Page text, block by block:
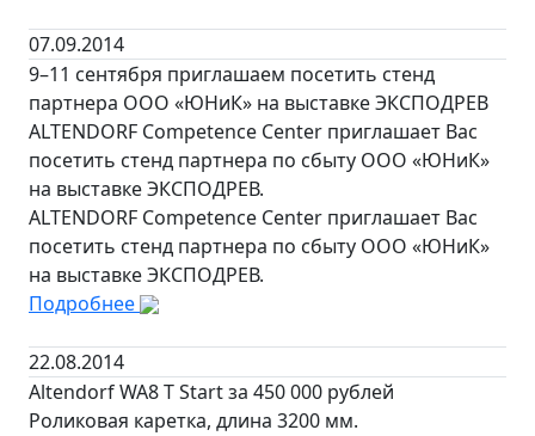
07.09.2014
9–11 сентября приглашаем посетить стенд
партнера ООО «ЮНиК» на выставке ЭКСПОДРЕВ
ALTENDORF Competence Center приглашает Вас
посетить стенд партнера по сбыту ООО «ЮНиК»
на выставке ЭКСПОДРЕВ.
ALTENDORF Competence Center приглашает Вас
посетить стенд партнера по сбыту ООО «ЮНиК»
на выставке ЭКСПОДРЕВ.
Подробнее
22.08.2014
Altendorf WA8 T Start за 450 000 рублей
Роликовая каретка, длина 3200 мм.